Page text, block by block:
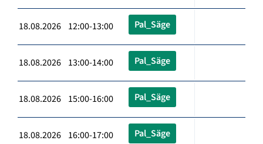
18.08.2026 12:00-13:00 Pal_Säge
18.08.2026 13:00-14:00 Pal_Säge
18.08.2026 15:00-16:00 Pal_Säge
18.08.2026 16:00-17:00 Pal_Säge